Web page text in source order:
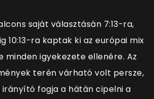
saját választásán 7:13-ra,
10:13-ra kaptak ki az európai mix
minden igyekezete ellenére. Az
terén várható volt persze,
irányító fogja a hátán cipelni a